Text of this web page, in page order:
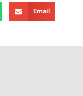
Email